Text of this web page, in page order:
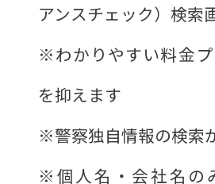
アンスチェック）検索
※わかりやすい料金
を抑えます
※警察独自情報の検索
※個人名・会社名の